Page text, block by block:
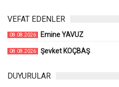
VEFAT EDENLER
08.08.2026 Emine YAVUZ
08.08.2026 Şevket KOÇBAŞ
DUYURULAR